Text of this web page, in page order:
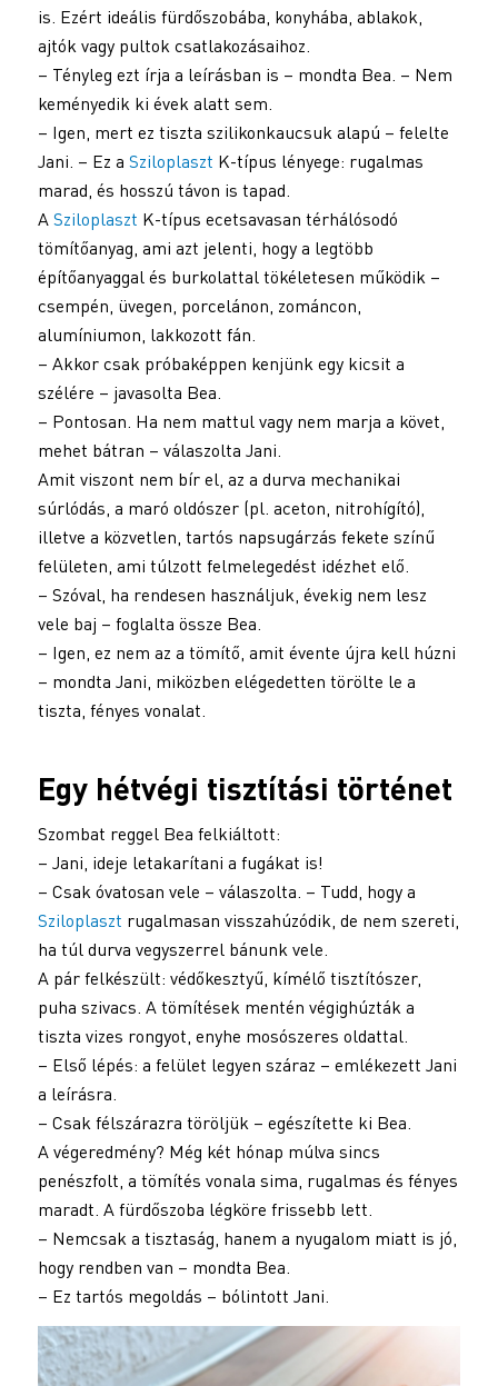
is. Ezért ideális fürdőszobába, konyhába, ablakok,
ajtók vagy pultok csatlakozásaihoz.
– Tényleg ezt írja a leírásban is – mondta Bea. – Nem
keményedik ki évek alatt sem.
– Igen, mert ez tiszta szilikonkaucsuk alapú – felelte
Jani. – Ez a Sziloplaszt K-típus lényege: rugalmas
marad, és hosszú távon is tapad.
A Sziloplaszt K-típus ecetsavasan térhálósodó
tömítőanyag, ami azt jelenti, hogy a legtöbb
építőanyaggal és burkolattal tökéletesen működik –
csempén, üvegen, porcelánon, zománcon,
alumíniumon, lakkozott fán.
– Akkor csak próbaképpen kenjünk egy kicsit a
szélére – javasolta Bea.
– Pontosan. Ha nem mattul vagy nem marja a követ,
mehet bátran – válaszolta Jani.
Amit viszont nem bír el, az a durva mechanikai
súrlódás, a maró oldószer (pl. aceton, nitrohígító),
illetve a közvetlen, tartós napsugárzás fekete színű
felületen, ami túlzott felmelegedést idézhet elő.
– Szóval, ha rendesen használjuk, évekig nem lesz
vele baj – foglalta össze Bea.
– Igen, ez nem az a tömítő, amit évente újra kell húzni
– mondta Jani, miközben elégedetten törölte le a
tiszta, fényes vonalat.
Egy hétvégi tisztítási történet
Szombat reggel Bea felkiáltott:
– Jani, ideje letakarítani a fugákat is!
– Csak óvatosan vele – válaszolta. – Tudd, hogy a
Sziloplaszt rugalmasan visszahúzódik, de nem szereti,
ha túl durva vegyszerrel bánunk vele.
A pár felkészült: védőkesztyű, kímélő tisztítószer,
puha szivacs. A tömítések mentén végighúzták a
tiszta vizes rongyot, enyhe mosószeres oldattal.
– Első lépés: a felület legyen száraz – emlékezett Jani
a leírásra.
– Csak félszárazra töröljük – egészítette ki Bea.
A végeredmény? Még két hónap múlva sincs
penészfolt, a tömítés vonala sima, rugalmas és fényes
maradt. A fürdőszoba légköre frissebb lett.
– Nemcsak a tisztaság, hanem a nyugalom miatt is jó,
hogy rendben van – mondta Bea.
– Ez tartós megoldás – bólintott Jani.